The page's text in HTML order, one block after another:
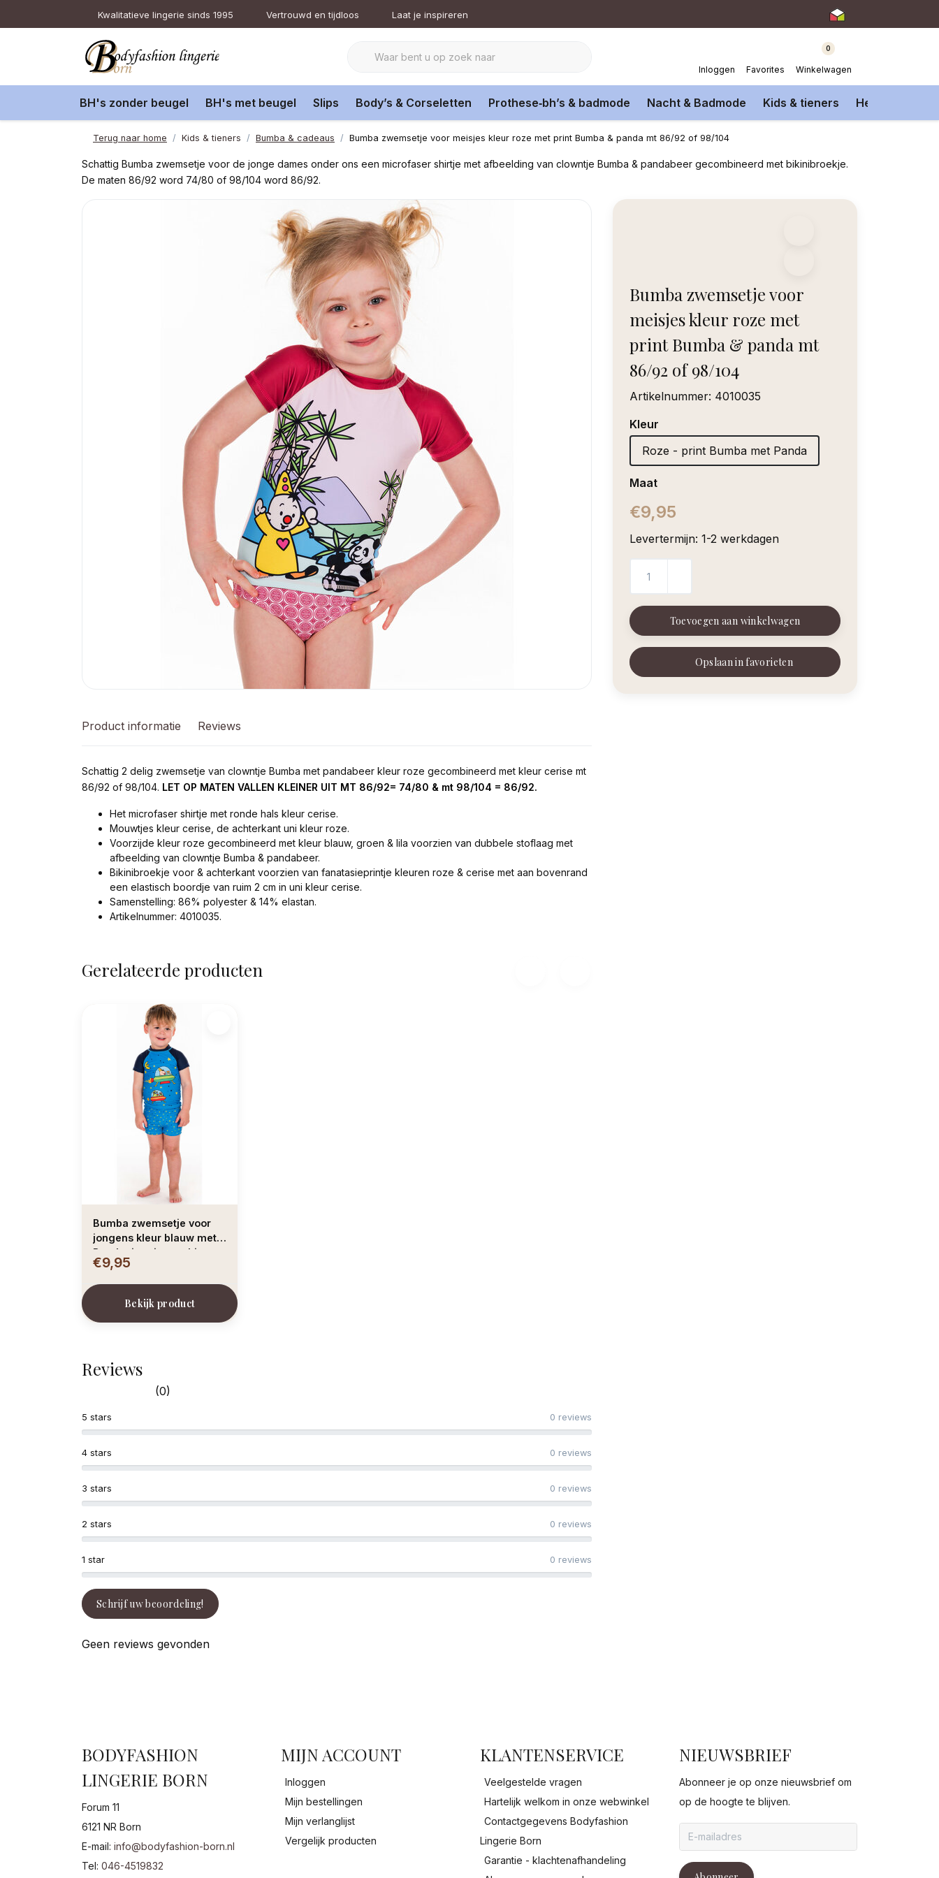
Kwalitatieve lingerie sinds 1995 Vertrouwd en tijdloos Laat je inspireren
Inloggen Favorites
0
Winkelwagen
BH's zonder beugel BH's met beugel Slips Body’s & Corseletten Prothese‑bh’s & badmode Nacht & Badmode Kids & tieners Heren
Terug naar home Kids & tieners Bumba & cadeaus Bumba zwemsetje voor meisjes kleur roze met print Bumba & panda mt 86/92 of 98/104
Schattig Bumba zwemsetje voor de jonge dames onder ons een microfaser shirtje met afbeelding van clowntje Bumba & pandabeer gecombineerd met bikinibroekje.
De maten 86/92 word 74/80 of 98/104 word 86/92.
Bumba zwemsetje voor
meisjes kleur roze met
print Bumba & panda mt
86/92 of 98/104
Artikelnummer: 4010035
Kleur
Roze - print Bumba met Panda
Maat
€9,95
Levertermijn: 1-2 werkdagen
Toevoegen aan winkelwagen
Opslaan in favorieten
Product informatie Reviews
Schattig 2 delig zwemsetje van clowntje Bumba met pandabeer kleur roze gecombineerd met kleur cerise mt
86/92 of 98/104. LET OP MATEN VALLEN KLEINER UIT MT 86/92= 74/80 & mt 98/104 = 86/92.
Het microfaser shirtje met ronde hals kleur cerise.
Mouwtjes kleur cerise, de achterkant uni kleur roze.
Voorzijde kleur roze gecombineerd met kleur blauw, groen & lila voorzien van dubbele stoflaag met
afbeelding van clowntje Bumba & pandabeer.
Bikinibroekje voor & achterkant voorzien van fanatasieprintje kleuren roze & cerise met aan bovenrand
een elastisch boordje van ruim 2 cm in uni kleur cerise.
Samenstelling: 86% polyester & 14% elastan.
Artikelnummer: 4010035.
Gerelateerde producten
Bumba zwemsetje voor
jongens kleur blauw met
Bumba in ruimteschip mt
86/92 of 98/104
€9,95
Bekijk product
Reviews
(0)
1 star 0 reviews
2 stars 0 reviews
3 stars 0 reviews
4 stars 0 reviews
5 stars 0 reviews
Schrijf uw beoordeling!
Geen reviews gevonden
BODYFASHION
LINGERIE BORN
Forum 11
6121 NR Born
E-mail: info@bodyfashion-born.nl
Tel: 046-4519832
MIJN ACCOUNT
Inloggen
Mijn bestellingen
Mijn verlanglijst
Vergelijk producten
KLANTENSERVICE
Veelgestelde vragen
Hartelijk welkom in onze webwinkel
Contactgegevens Bodyfashion
Lingerie Born
Garantie - klachtenafhandeling
NIEUWSBRIEF
Abonneer je op onze nieuwsbrief om
op de hoogte te blijven.